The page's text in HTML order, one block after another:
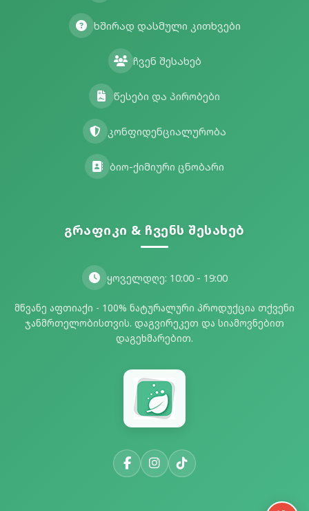
ხშირად დასმული კითხვები
ჩვენ შესახებ
წესები და პირობები
კონფიდენციალურობა
ბიო-ქიმიური ცნობარი
გრაფიკი & ჩვენს შესახებ
ყოველდღე: 10:00 - 19:00
მწვანე აფთიაქი - 100% ნატურალური პროდუქცია თქვენი
ჯანმრთელობისთვის. დაგვირეკეთ და სიამოვნებით
დაგეხმარებით.